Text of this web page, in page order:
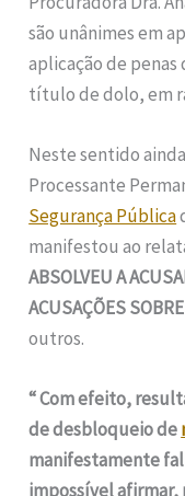
são unânimes em
aplicação de
título de dolo, em
Neste sentido
Processante
Segurança Pública
manifestou ao
ABSOLVEU A
ACUSAÇÕES
outros.
“ Com efeito,
de desbloqueio de
manifestamente
impossível afirmar,